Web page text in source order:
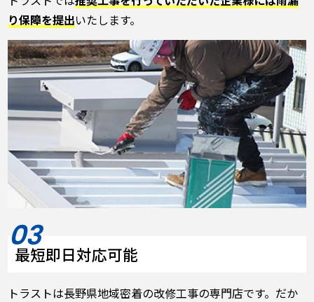
り保障を提出いたします。
最短即日対応可能
トラストは長野県地域密着の改修工事の専門店です。だか